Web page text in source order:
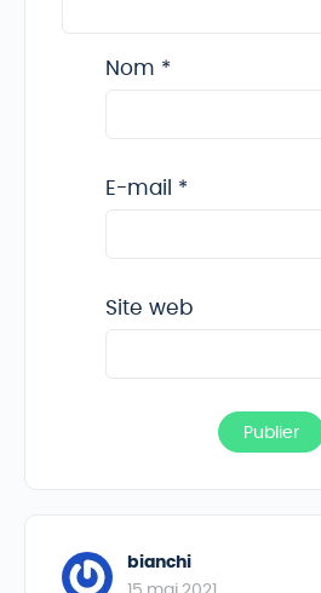
Nom *
E-mail *
Site web
bianchi